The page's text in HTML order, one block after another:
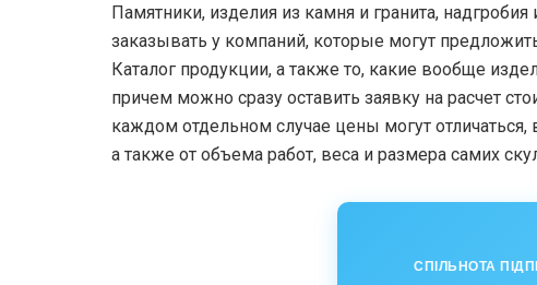
Памятники, изделия из камня и гранита,
заказывать у компаний, которые могут
Каталог продукции, а также то, какие вообще
причем можно сразу оставить заявку на расчет
каждом отдельном случае цены могут
а также от объема работ, веса и размера самих
СПІЛЬНОТА